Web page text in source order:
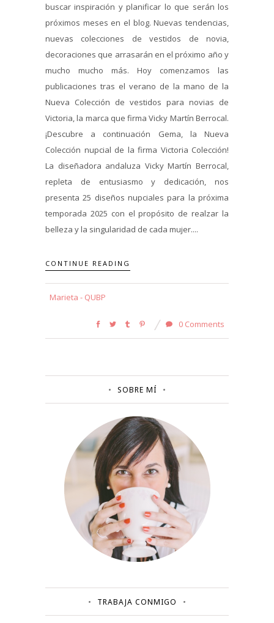
buscar inspiración y planificar lo que serán los
próximos meses en el blog. Nuevas tendencias,
nuevas colecciones de vestidos de novia,
decoraciones que arrasarán en el próximo año y
mucho mucho más. Hoy comenzamos las
publicaciones tras el verano de la mano de la
Nueva Colección de vestidos para novias de
Victoria, la marca que firma Vicky Martín Berrocal.
¡Descubre a continuación Gema, la Nueva
Colección nupcial de la firma Victoria Colección!
La diseñadora andaluza Vicky Martín Berrocal,
repleta de entusiasmo y dedicación, nos
presenta 25 diseños nupciales para la próxima
temporada 2025 con el propósito de realzar la
belleza y la singularidad de cada mujer....
CONTINUE READING
Marieta - QUBP
0 Comments
SOBRE MÍ
TRABAJA CONMIGO